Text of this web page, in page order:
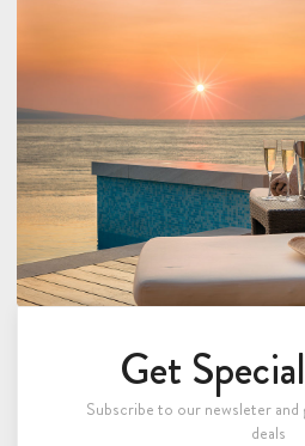
Get
Subscribe to our newsleter and
deals